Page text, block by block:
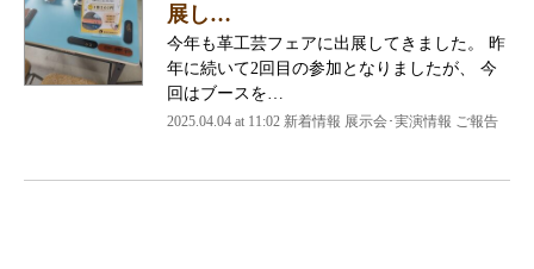
展し…
今年も革工芸フェアに出展してきました。 昨
年に続いて2回目の参加となりましたが、 今
回はブースを…
2025.04.04 at 11:02 新着情報 展示会･実演情報 ご報告